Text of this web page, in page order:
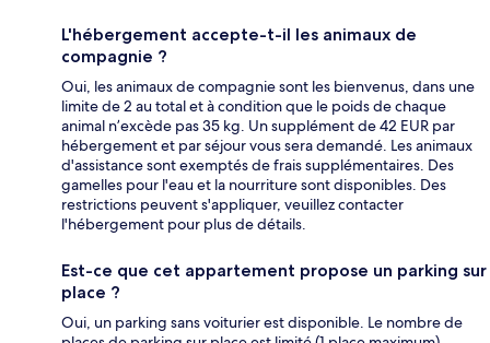
L'hébergement accepte-t-il les animaux de
compagnie ?
Oui, les animaux de compagnie sont les bienvenus, dans une
limite de 2 au total et à condition que le poids de chaque
animal n’excède pas 35 kg. Un supplément de 42 EUR par
hébergement et par séjour vous sera demandé. Les animaux
d'assistance sont exemptés de frais supplémentaires. Des
gamelles pour l'eau et la nourriture sont disponibles. Des
restrictions peuvent s'appliquer, veuillez contacter
l'hébergement pour plus de détails.
Est-ce que cet appartement propose un parking sur
place ?
Oui, un parking sans voiturier est disponible. Le nombre de